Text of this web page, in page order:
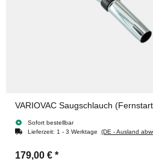
VARIOVAC Saugschlauch
Sofort bestellbar
Lieferzeit: 1 - 3 Werktage (DE - Ausland
179,00 € *